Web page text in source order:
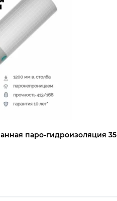
паро-гидроизоляция